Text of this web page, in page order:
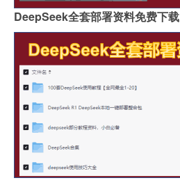
DeepSeek全套部署资料免费下载